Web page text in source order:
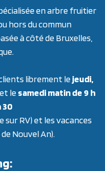
en arbre fruitier
hors du commun
à côté de Bruxelles,
librement lejeudi,
et lesamedi matin de 9 h
30
RV) et les vacances
Nouvel An).